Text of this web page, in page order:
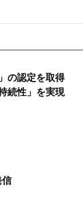
の認定を取得
続性」を実現
信